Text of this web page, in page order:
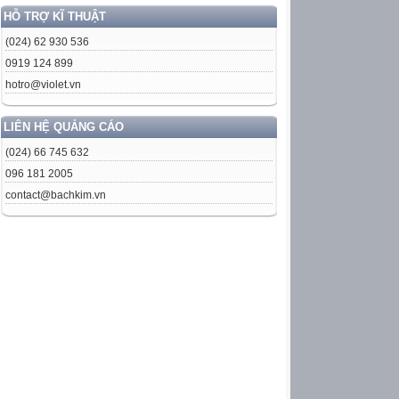
HỖ TRỢ KĨ THUẬT
(024) 62 930 536
0919 124 899
hotro@violet.vn
LIÊN HỆ QUẢNG CÁO
(024) 66 745 632
096 181 2005
contact@bachkim.vn